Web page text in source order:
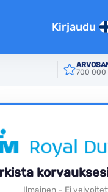
Kirjaudu
700 000
Ilmainen – Ei